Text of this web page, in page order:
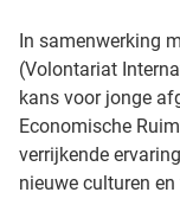
In samenwerking
(Volontariat
kans voor jonge
Economische
verrijkende
nieuwe culturen